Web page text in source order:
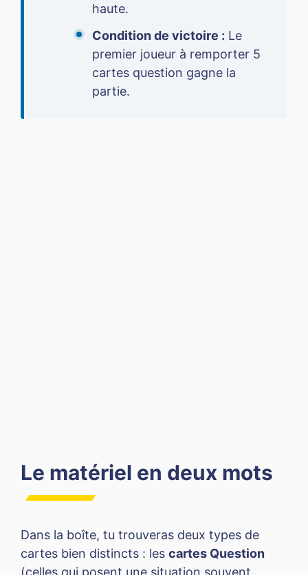
haute.
Condition de victoire : Le
premier joueur à remporter 5
cartes question gagne la
partie.
Le matériel en deux mots
Dans la boîte, tu trouveras deux types de
cartes bien distincts : les cartes Question
(celles qui posent une situation souvent